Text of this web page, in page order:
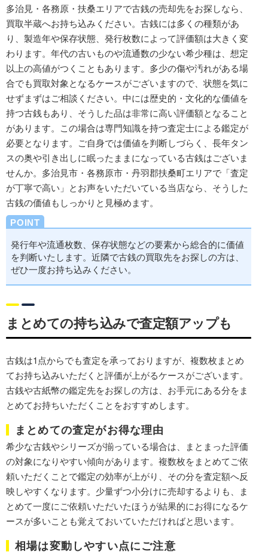
多治見・各務原・扶桑エリアで古銭の売却先をお探しなら、
買取半蔵へお持ち込みください。古銭には多くの種類があ
り、 製造年や保存状態、発行枚数によって評価額は大きく変
わります。年代の古いものや流通数の少ない希少種は、 想定
以上の高値がつくこともあります。多少の傷や汚れがある場
合でも買取対象となるケースがございますので、状態を気に
せずまずはご相談ください。中には歴史的・文化的な価値を
持つ古銭もあり、そうした品は非常に高い評価額となること
があります。この場合は専門知識を持つ査定士による鑑定が
必要となります。ご自身では価値を判断しづらく、長年タン
スの奥や引き出しに眠ったままになっている古銭はございま
せんか。多治見市・各務原市・丹羽郡扶桑町エリアで「査定
が丁寧で高い」とお声をいただいている当店なら、そうした
古銭の価値もしっかりと見極めます。
発行年や流通枚数、保存状態などの要素から総合的に価値
を判断いたします。近隣で古銭の買取先をお探しの方は、
ぜひ一度お持ち込みください。
まとめての持ち込みで査定額アップも
古銭は1点からでも査定を承っておりますが、 複数枚まとめ
てお持ち込みいただくと評価が上がるケースがございます。
古銭や古紙幣の鑑定先をお探しの方は、お手元にある分をま
とめてお持ちいただくことをおすすめします。
まとめての査定がお得な理由
希少な古銭やシリーズが揃っている場合は、
まとまった評価
の対象になりやすい傾向があります。複数枚をまとめてご依
頼いただくことで鑑定の効率が上がり 、その分を査定額へ反
映しやすくなります。少量ずつ小分けに売却するよりも、ま
とめて一度にご依頼いただいたほうが結果的にお得になるケ
ースが多いことも覚えておいていただければと思います。
相場は変動しやすい点にご注意